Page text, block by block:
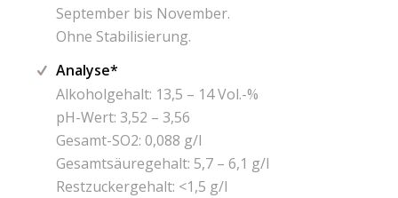
September bis November.
Ohne Stabilisierung.
Analyse*
Alkoholgehalt: 13,5 – 14 Vol.-%
pH-Wert: 3,52 – 3,56
Gesamt-SO2: 0,088 g/l
Gesamtsäuregehalt: 5,7 – 6,1 g/l
Restzuckergehalt: <1,5 g/l